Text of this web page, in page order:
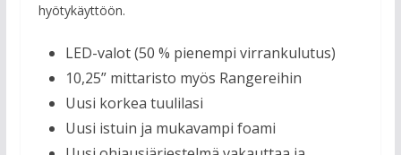
hyötykäyttöön.
LED-valot (50 % pienempi virrankulutus)
10,25” mittaristo myös Rangereihin
Uusi korkea tuulilasi
Uusi istuin ja mukavampi foami